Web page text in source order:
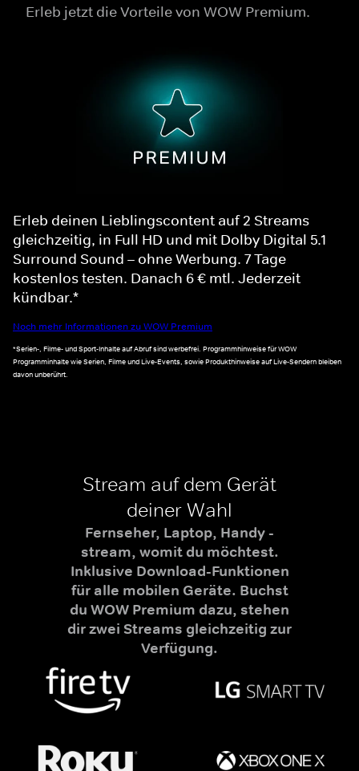
Erleb jetzt die Vorteile von WOW Premium.
Erleb deinen Lieblingscontent auf 2 Streams
gleichzeitig, in Full HD und mit Dolby Digital 5.1
Surround Sound – ohne Werbung. 7 Tage
kostenlos testen. Danach 6 € mtl. Jederzeit
kündbar.*
Noch mehr Informationen zu WOW Premium
*Serien-, Filme- und Sport-Inhalte auf Abruf sind werbefrei. Programmhinweise für WOW
Programminhalte wie Serien, Filme und Live-Events, sowie Produkthinweise auf Live-Sendern bleiben
davon unberührt.
Stream auf dem Gerät
deiner Wahl
Fernseher, Laptop, Handy -
stream, womit du möchtest.
Inklusive Download-Funktionen
für alle mobilen Geräte. Buchst
du WOW Premium dazu, stehen
dir zwei Streams gleichzeitig zur
Verfügung.